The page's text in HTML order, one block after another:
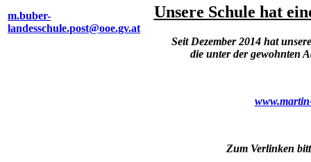
m.buber-
landesschule.post@ooe.gv.at
Unsere Schule hat
Seit Dezember 2014 hat unsere
die unter der gewohnten
Zum Verlinken